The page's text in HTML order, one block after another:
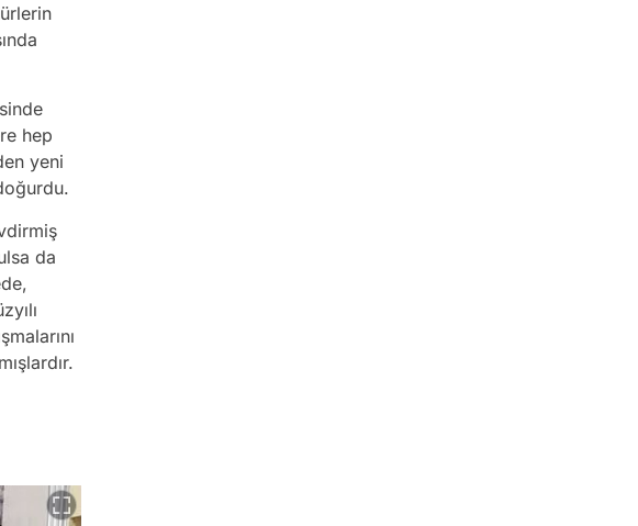
hep
yeni
da